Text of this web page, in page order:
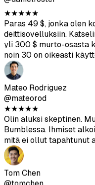
Mateo Rodriguez
@mateorod
★★★★ ★
Olin aluksi skeptinen.
Bumblessa. Ihmiset
mitä ei ollut tapahtunut
Tom Chen
@tomchen
★★★★★
Kuvat näyttävät
että olin vain palkannut
Aitouspisteytys on
85 pistettä saaneita.